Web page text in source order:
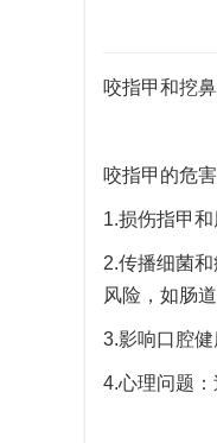
咬指甲和挖
咬指甲的危害
1.损伤指甲
2.传播细菌
风险，如肠
3.影响口腔
4.心理问题